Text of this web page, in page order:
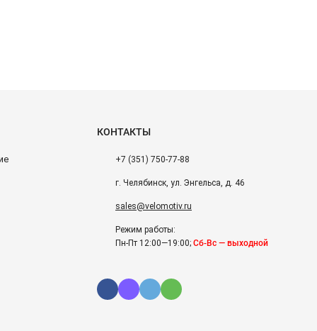
КОНТАКТЫ
+7 (351) 750-77-88
г. Челябинск, ул. Энгельса, д. 46
sales@velomotiv.ru
Режим работы:
Пн-Пт 12:00—19:00; Сб-Вс — выходной